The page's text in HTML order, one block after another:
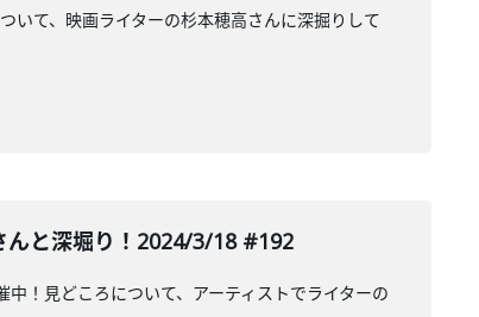
いて、映画ライターの杉本穂高さんに深掘りして
んと深堀り！2024/3/18 #192
！見どころについて、アーティストでライターの